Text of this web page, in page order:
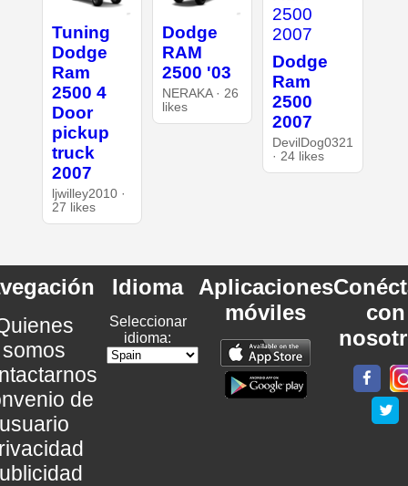
Tuning
Dodge
Ram
2500 4
Door
pickup
truck
2007
ljwilley2010 ·
27 likes
Dodge
RAM
2500 '03
NERAKA · 26
likes
Dodge
Ram
2500
2007
DevilDog0321
· 24 likes
somos
de
Idioma
Seleccionar
idioma:
Aplicaciones
móviles
con